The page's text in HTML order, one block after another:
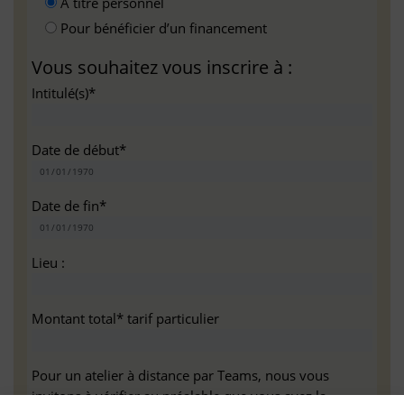
Pour bénéficier d’un financement
Vous souhaitez vous inscrire à :
Intitulé(s)*
Date de début*
Date de fin*
Lieu :
Montant total* tarif particulier
Pour un atelier à distance par Teams, nous vous
invitons à vérifier au préalable que vous avez la